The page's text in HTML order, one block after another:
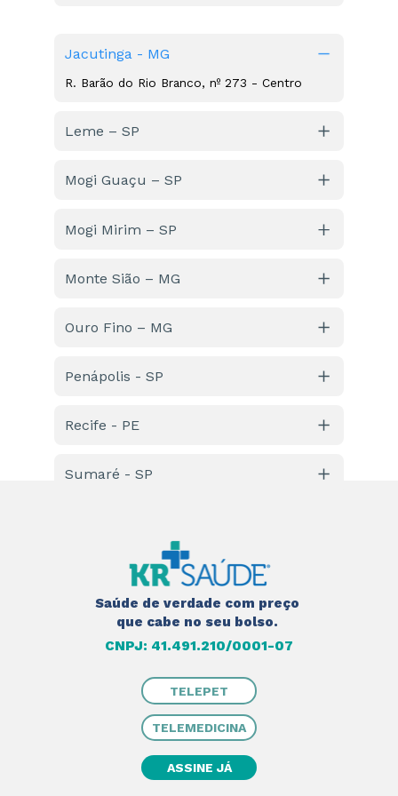
Jacutinga - MG
R. Barão do Rio Branco, nº 273 - Centro
Leme – SP
Mogi Guaçu – SP
Cidade Nova
Mogi Mirim – SP
Centro, anexo a Santa Casa
Monte Sião – MG
Ouro Fino – MG
Juvevê, Sala E
Penápolis - SP
Recife - PE
Sumaré - SP
TELEPET
ASSINE JÁ
TELEMEDICINA
Saúde de verdade com preço
que cabe no seu bolso.
CNPJ: 41.491.210/0001-07